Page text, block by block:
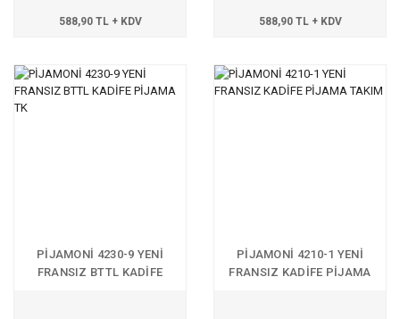
588,90 TL + KDV 588,90 TL + KDV
PİJAMONİ 4230-9 YENİ
FRANSIZ BTTL KADİFE
PİJAMONİ 4210-1 YENİ
FRANSIZ KADİFE PİJAMA